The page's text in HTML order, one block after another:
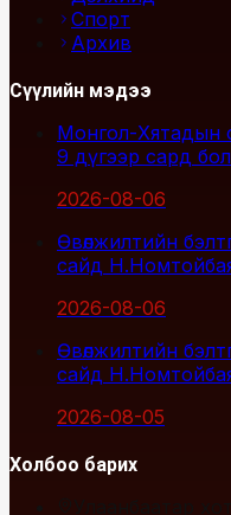
Спорт
Архив
Сүүлийн мэдээ
Монгол-Хятадын
9 дүгээр сард
2026-08-06
Өвөлжилтийн
сайд
2026-08-06
Өвөлжилтийн
сайд
2026-08-05
Холбоо барих